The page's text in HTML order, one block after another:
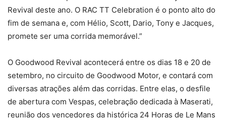
Revival deste ano. O RAC TT Celebration é o ponto alto do
fim de semana e, com Hélio, Scott, Dario, Tony e Jacques,
promete ser uma corrida memorável.”
O Goodwood Revival acontecerá entre os dias 18 e 20 de
setembro, no circuito de Goodwood Motor, e contará com
diversas atrações além das corridas. Entre elas, o desfile
de abertura com Vespas, celebração dedicada à Maserati,
reunião dos vencedores da histórica 24 Horas de Le Mans